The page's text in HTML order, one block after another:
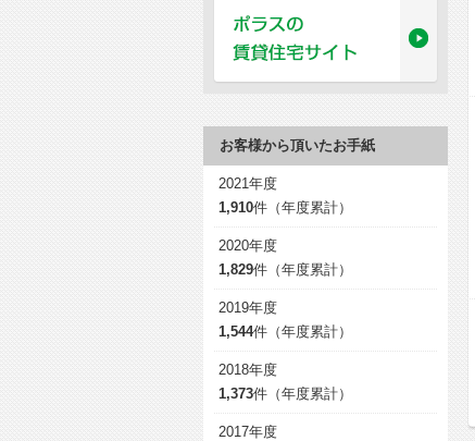
お客様から頂いたお手紙
2021年度
1,910件（年度累計）
2020年度
1,829件（年度累計）
2019年度
1,544件（年度累計）
2018年度
1,373件（年度累計）
2017年度